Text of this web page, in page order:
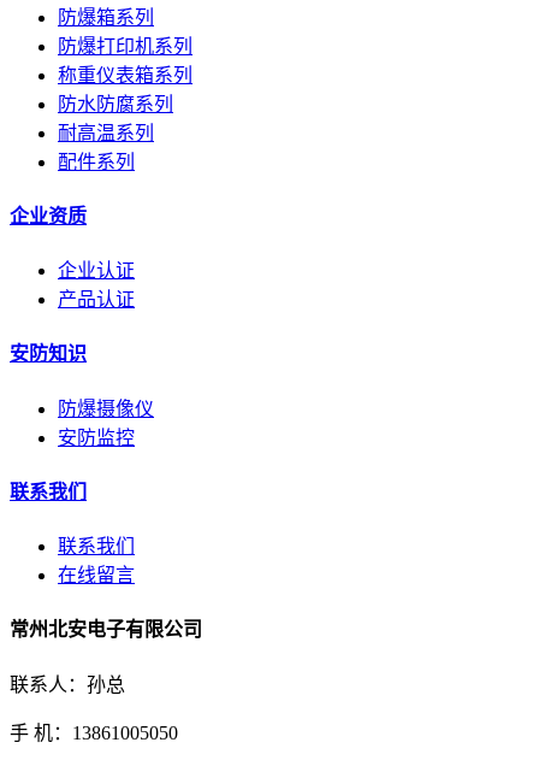
防爆箱系列
防爆打印机系列
称重仪表箱系列
防水防腐系列
耐高温系列
配件系列
企业资质
企业认证
产品认证
安防知识
防爆摄像仪
安防监控
联系我们
联系我们
在线留言
常州北安电子有限公司
联系人：孙总
手 机：13861005050